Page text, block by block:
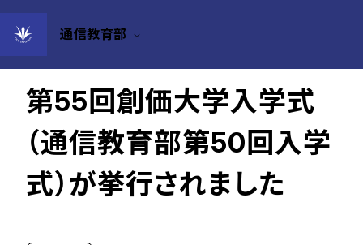
通信教育部
2025年04月04日 19:14
第55回創価大学入学式
（通信教育部第50回入学
式）が挙行されました